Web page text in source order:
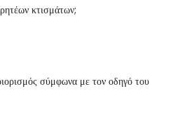
κτισμάτων;
σύμφωνα με τον οδηγό του